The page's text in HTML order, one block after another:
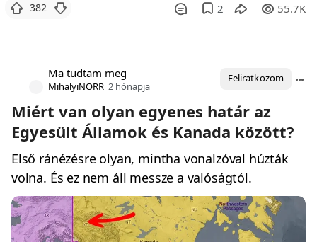
382 2 55.7K
Ma tudtam meg
MihalyiNORR 2 hónapja
Feliratkozom
Miért van olyan egyenes határ az
Egyesült Államok és Kanada között?
Első ránézésre olyan, mintha vonalzóval húzták
volna. És ez nem áll messze a valóságtól.